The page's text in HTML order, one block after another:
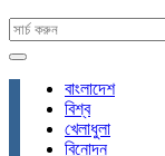
বাংলাদেশ
বিশ্ব
খেলাধুলা
বিনোদন